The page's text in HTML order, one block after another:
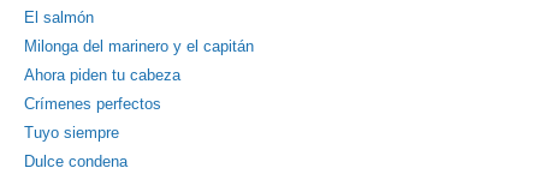
E l salmón
Milonga del marinero y el capitán
Ahora piden tu cabeza
Crímenes perfectos
Tuyo siempre
Dulce condena